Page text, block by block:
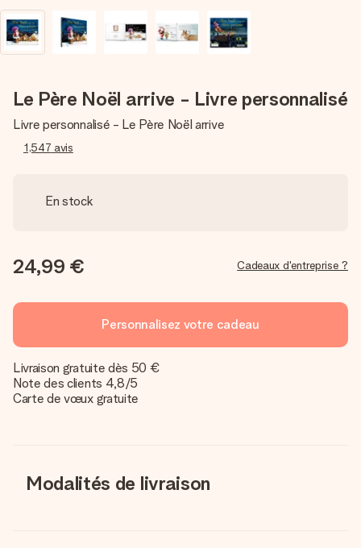
Le Père Noël arrive - Livre personnalisé
Livre personnalisé - Le Père Noël arrive
1,547 avis
En stock
24,99 € Cadeaux d'entreprise ?
Personnalisez votre cadeau
Livraison gratuite dès 50 €
Note des clients 4,8/5
Carte de vœux gratuite
Modalités de livraison